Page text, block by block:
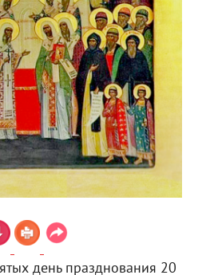
день празднования 20